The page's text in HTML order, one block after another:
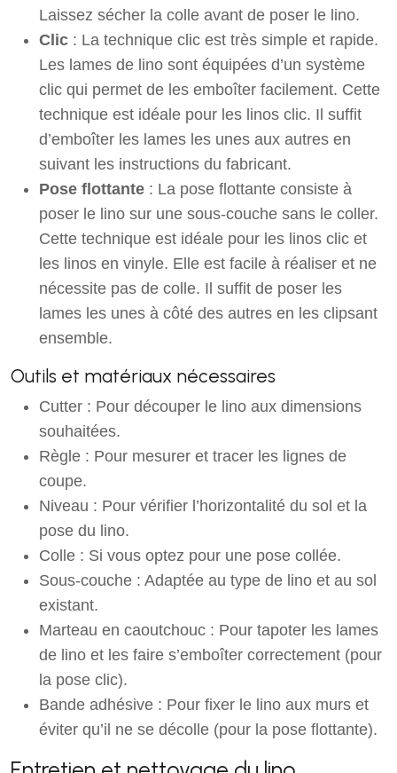
Laissez sécher la colle avant de poser le lino.
Clic : La technique clic est très simple et rapide.
Les lames de lino sont équipées d’un système
clic qui permet de les emboîter facilement. Cette
technique est idéale pour les linos clic. Il suffit
d’emboîter les lames les unes aux autres en
suivant les instructions du fabricant.
Pose flottante : La pose flottante consiste à
poser le lino sur une sous-couche sans le coller.
Cette technique est idéale pour les linos clic et
les linos en vinyle. Elle est facile à réaliser et ne
nécessite pas de colle. Il suffit de poser les
lames les unes à côté des autres en les clipsant
ensemble.
Outils et matériaux nécessaires
Cutter : Pour découper le lino aux dimensions
souhaitées.
Règle : Pour mesurer et tracer les lignes de
coupe.
Niveau : Pour vérifier l’horizontalité du sol et la
pose du lino.
Colle : Si vous optez pour une pose collée.
Sous-couche : Adaptée au type de lino et au sol
existant.
Marteau en caoutchouc : Pour tapoter les lames
de lino et les faire s’emboîter correctement (pour
la pose clic).
Bande adhésive : Pour fixer le lino aux murs et
éviter qu’il ne se décolle (pour la pose flottante).